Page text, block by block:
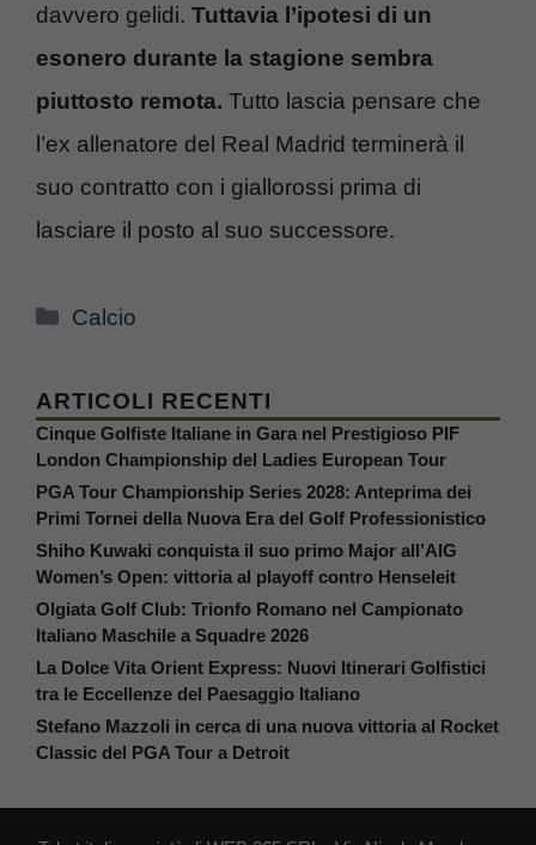
davvero gelidi. Tuttavia l’ipotesi di un
esonero durante la stagione sembra
piuttosto remota. Tutto lascia pensare che
l’ex allenatore del Real Madrid terminerà il
suo contratto con i giallorossi prima di
lasciare il posto al suo successore.
Categorie
Calcio
ARTICOLI RECENTI
Cinque Golfiste Italiane in Gara nel Prestigioso PIF
London Championship del Ladies European Tour
PGA Tour Championship Series 2028: Anteprima dei
Primi Tornei della Nuova Era del Golf Professionistico
Shiho Kuwaki conquista il suo primo Major all’AIG
Women’s Open: vittoria al playoff contro Henseleit
Olgiata Golf Club: Trionfo Romano nel Campionato
Italiano Maschile a Squadre 2026
La Dolce Vita Orient Express: Nuovi Itinerari Golfistici
tra le Eccellenze del Paesaggio Italiano
Stefano Mazzoli in cerca di una nuova vittoria al Rocket
Classic del PGA Tour a Detroit